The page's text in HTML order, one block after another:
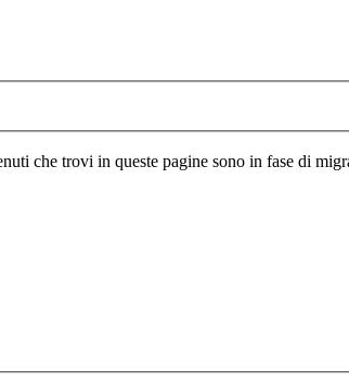
che trovi in queste pagine sono in fase di